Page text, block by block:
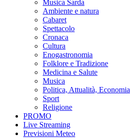
Musica Sarda
Ambiente e natura
Cabaret
Spettacolo
Cronaca
Cultura
Enogastronomia
Folklore e Tradizione
Medicina e Salute
Musica
Politica, Attualità, Economia
Sport
Religione
PROMO
Live Streaming
Previsioni Meteo